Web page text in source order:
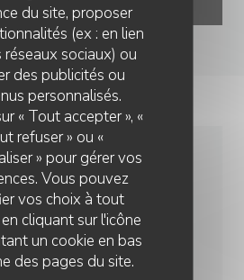
du site, proposer
(ex : en lien
réseaux sociaux) ou
des publicités ou
personnalisés.
« Tout accepter », «
refuser » ou «
» pour gérer vos
Vous pouvez
vos choix à tout
cliquant sur l'icône
un cookie en bas
des pages du site.
PRATIQUES
CUISINE
cuisine italienne
VILLA GIULIA